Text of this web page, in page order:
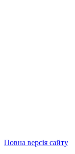
Повна версія сайту